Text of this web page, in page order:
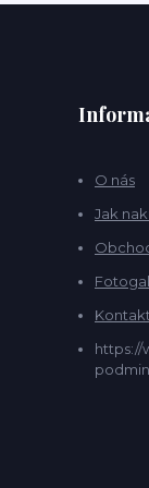
O nás
Jak
https://